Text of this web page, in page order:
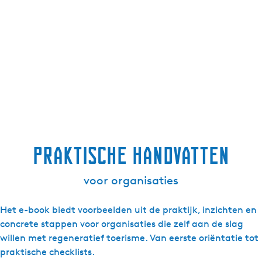
Praktische handvatten
voor organisaties
Het e-book biedt voorbeelden uit de praktijk, inzichten en
concrete stappen voor organisaties die zelf aan de slag
willen met regeneratief toerisme. Van eerste oriëntatie tot
praktische checklists.